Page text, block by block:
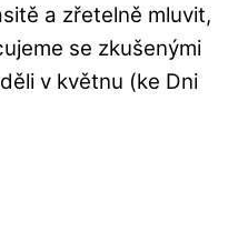
a zřetelně mluvit,
se zkušenými
v květnu (ke Dni